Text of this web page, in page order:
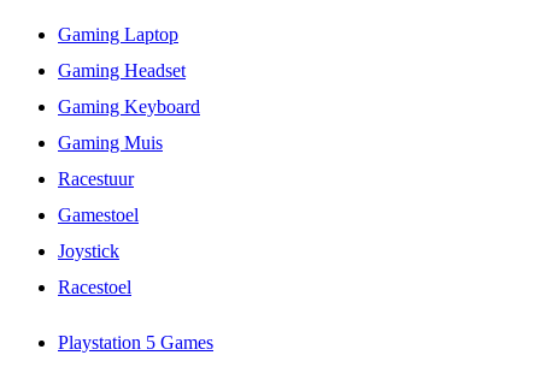
Gaming Laptop
Gaming Headset
Gaming Keyboard
Gaming Muis
Racestuur
Gamestoel
Joystick
Racestoel
Playstation 5 Games